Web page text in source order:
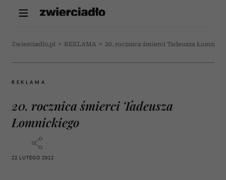
Zwierciadlo.pl > REKLAMA > 20. rocznica śmierci Tadeusza
REKLAMA
20. rocznica śmierci Tadeusza
Łomnickiego
22 LUTEGO 2012